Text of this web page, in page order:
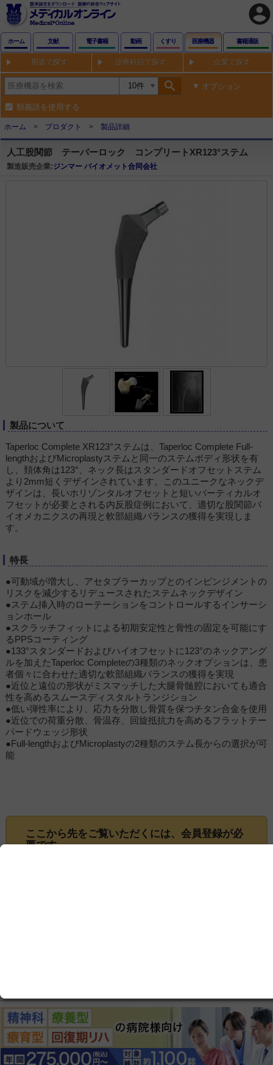
account_circle
ホーム 文献 電子書籍 動画 くすり 医療機器 書籍通販
用途で探す 診療科目で探す 企業で探す
search オプション
類義語を使用する
ホーム プロダクト 製品詳細
人工股関節 テーパーロック コンプリートXR123°ステム
製造販売企業:ジンマー バイオメット合同会社
製品について
Taperloc Complete XR123°ステムは、Taperloc Complete Full-
lengthおよびMicroplastyステムと同一のステムボディ形状を有
し、頚体角は123°、ネック長はスタンダードオフセットステム
より2mm短くデザインされています。このユニークなネックデ
ザインは、長いホリゾンタルオフセットと短いバーティカルオ
フセットが必要とされる内反股症例において、適切な股関節バ
イオメカニクスの再現と軟部組織バランスの獲得を実現しま
す。
特長
●可動域が増大し、アセタブラーカップとのインピンジメントの
リスクを減少するリデュースされたステムネックデザイン
●ステム挿入時のローテーションをコントロールするインサーシ
ョンホール
●スクラッチフィットによる初期安定性と骨性の固定を可能にす
るPPSコーティング
●133°スタンダードおよびハイオフセットに123°のネックアング
ルを加えたTaperloc Completeの3種類のネックオプションは、患
者個々に合わせた適切な軟部組織バランスの獲得を実現
●近位と遠位の形状がミスマッチした大腿骨髄腔においても適合
性を高めるスムースディスタルトランジション
●低い弾性率により、応力を分散し骨質を保つチタン合金を使用
●近位での荷重分散、骨温存、回旋抵抗力を高めるフラットテー
パードウェッジ形状
●Full-lengthおよびMicroplastyの2種類のステム長からの選択が可
能
ここから先をご覧いただくには、 会員登録が必
要です